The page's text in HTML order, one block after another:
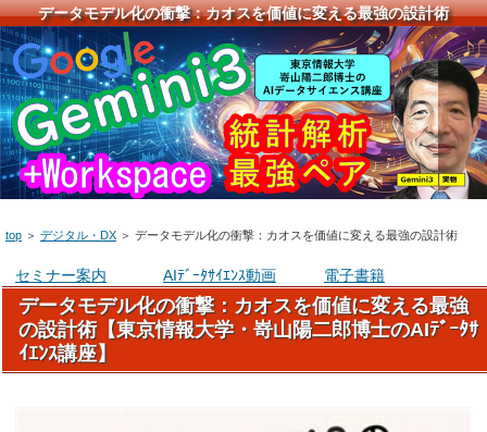
データモデル化の衝撃：カオスを価値に変える最強の設計術
top ＞ デジタル・DX ＞ データモデル化の衝撃：カオスを価値に変える最強の設計術
セミナー案内 AIﾃﾞｰﾀｻｲｴﾝｽ動画 電子書籍
データモデル化の衝撃：カオスを価値に変える最強
の設計術【東京情報大学・嵜山陽二郎博士のAIﾃﾞｰﾀｻ
ｲｴﾝｽ講座】